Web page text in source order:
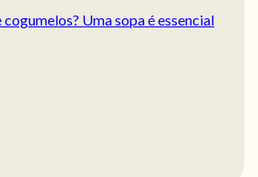
Uma sopa é essencial